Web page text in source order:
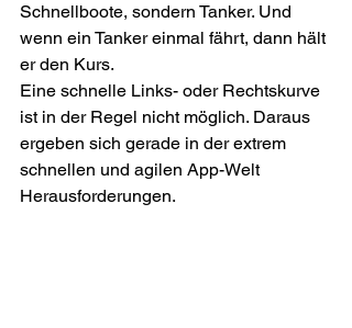
Schnellboote, sondern Tanker. Und
wenn ein Tanker einmal fährt, dann hält
er den Kurs.
Eine schnelle Links- oder Rechtskurve
ist in der Regel nicht möglich. Daraus
ergeben sich gerade in der extrem
schnellen und agilen App-Welt
Herausforderungen.